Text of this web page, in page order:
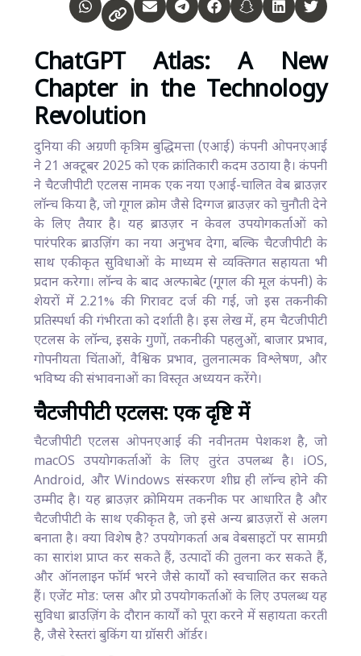
ChatGPT Atlas: A New
Chapter in the Technology
Revolution
दुनिया की अग्रणी कृत्रिम बुद्धिमत्ता (एआई) कंपनी ओपनएआई
ने 21 अक्टूबर 2025 को एक क्रांतिकारी कदम उठाया है। कंपनी
ने चैटजीपीटी एटलस नामक एक नया एआई-चालित वेब ब्राउज़र
लॉन्च किया है, जो गूगल क्रोम जैसे दिग्गज ब्राउज़र को चुनौती देने
के लिए तैयार है। यह ब्राउज़र न केवल उपयोगकर्ताओं को
पारंपरिक ब्राउज़िंग का नया अनुभव देगा, बल्कि चैटजीपीटी के
साथ एकीकृत सुविधाओं के माध्यम से व्यक्तिगत सहायता भी
प्रदान करेगा। लॉन्च के बाद अल्फाबेट (गूगल की मूल कंपनी) के
शेयरों में 2.21% की गिरावट दर्ज की गई, जो इस तकनीकी
प्रतिस्पर्धा की गंभीरता को दर्शाती है। इस लेख में, हम चैटजीपीटी
एटलस के लॉन्च, इसके गुणों, तकनीकी पहलुओं, बाजार प्रभाव,
गोपनीयता चिंताओं, वैश्विक प्रभाव, तुलनात्मक विश्लेषण, और
भविष्य की संभावनाओं का विस्तृत अध्ययन करेंगे।
चैटजीपीटी एटलस: एक दृष्टि में
चैटजीपीटी एटलस ओपनएआई की नवीनतम पेशकश है, जो
macOS उपयोगकर्ताओं के लिए तुरंत उपलब्ध है। iOS,
Android, और Windows संस्करण शीघ्र ही लॉन्च होने की
उम्मीद है। यह ब्राउज़र क्रोमियम तकनीक पर आधारित है और
चैटजीपीटी के साथ एकीकृत है, जो इसे अन्य ब्राउज़रों से अलग
बनाता है। क्या विशेष है? उपयोगकर्ता अब वेबसाइटों पर सामग्री
का सारांश प्राप्त कर सकते हैं, उत्पादों की तुलना कर सकते हैं,
और ऑनलाइन फॉर्म भरने जैसे कार्यों को स्वचालित कर सकते
हैं। एजेंट मोड: प्लस और प्रो उपयोगकर्ताओं के लिए उपलब्ध यह
सुविधा ब्राउज़िंग के दौरान कार्यों को पूरा करने में सहायता करती
है, जैसे रेस्तरां बुकिंग या ग्रॉसरी ऑर्डर।